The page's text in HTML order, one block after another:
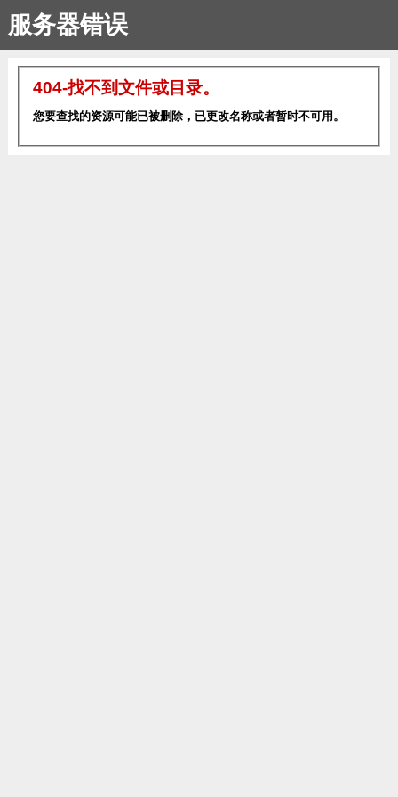
服务器错误
404-找不到文件或目录。
您要查找的资源可能已被删除，已更改名称或者暂时不可用。